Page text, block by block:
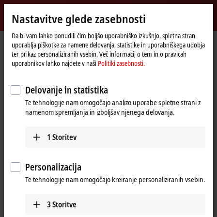
Beckhoff
-
New
Automation
Technology
myBeckhoff
Domača
stran
Podjetje Novice ISE 2020: Beckhoff Trade Show TV
S klikom na "Potrdi" se bo prikazal video posnetek in spremenile
nastavitve glede zasebnosti; naložila se bo zunanja vsebina s strani
Vimeo. Prosimo, preberite si našo
Politiki zasebnosti.
ISE 2020: Beckhoff Trade Show TV
Nastavitve glede zasebnosti
Da bi vam lahko ponudili čim boljšo uporabniško izkušnjo, spletna stran
uporablja piškotke za namene delovanja, statistike in uporabniškega udobja
ter prikaz personaliziranih vsebin. Več informacij o tem in o pravicah
uporabnikov lahko najdete v naši Politiki zasebnosti.
Delovanje in statistika
Te tehnologije nam omogočajo analizo uporabe spletne strani z
namenom spremljanja in izboljšav njenega delovanja.
1 Storitev
Personalizacija
Te tehnologije nam omogočajo kreiranje personaliziranih vsebin.
3Storitve